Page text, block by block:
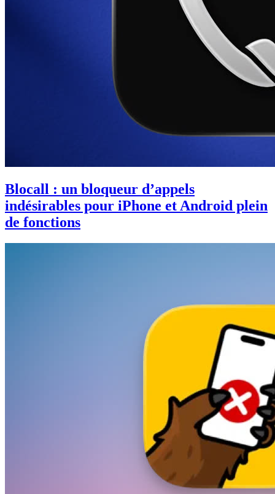
Blocall : un bloqueur d’appels
indésirables pour iPhone et Android plein
de fonctions